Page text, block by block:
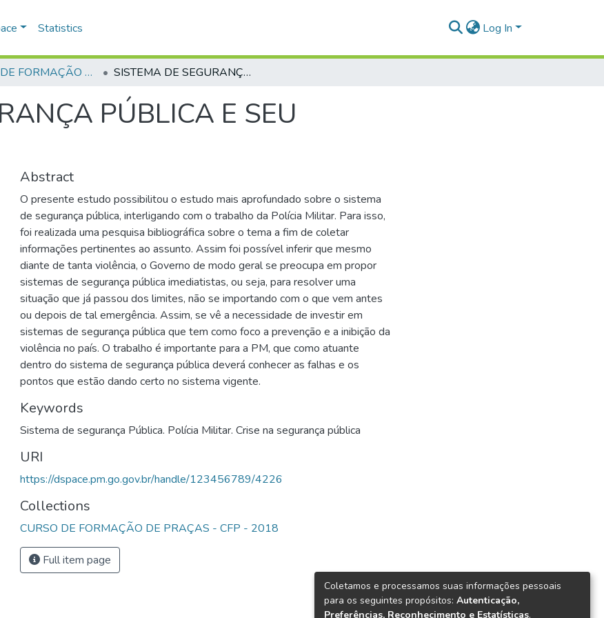
Statistics Log In
CURSO DE FORMAÇÃO DE PRAÇAS - CFP - 2018 SISTEMA DE SEGURANÇA PÚBLICA E SEU FUNCIONALISMO
PÚBLICA E SEU
Abstract
O presente estudo possibilitou o estudo mais aprofundado sobre o sistema
de segurança pública, interligando com o trabalho da Polícia Militar. Para isso,
foi realizada uma pesquisa bibliográfica sobre o tema a fim de coletar
informações pertinentes ao assunto. Assim foi possível inferir que mesmo
diante de tanta violência, o Governo de modo geral se preocupa em propor
sistemas de segurança pública imediatistas, ou seja, para resolver uma
situação que já passou dos limites, não se importando com o que vem antes
ou depois de tal emergência. Assim, se vê a necessidade de investir em
sistemas de segurança pública que tem como foco a prevenção e a inibição da
violência no país. O trabalho é importante para a PM, que como atuante
dentro do sistema de segurança pública deverá conhecer as falhas e os
pontos que estão dando certo no sistema vigente.
Keywords
Sistema de segurança Pública. Polícia Militar. Crise na segurança pública
URI
https://dspace.pm.go.gov.br/handle/123456789/4226
Collections
CURSO DE FORMAÇÃO DE PRAÇAS - CFP - 2018
Full item page
Coletamos e processamos suas informações pessoais
para os seguintes propósitos: Autenticação,
Preferências, Reconhecimento e Estatísticas.